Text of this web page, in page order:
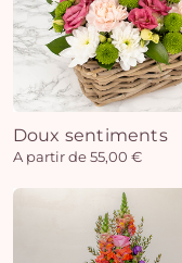
Doux sentiments
A partir de 55,00 €